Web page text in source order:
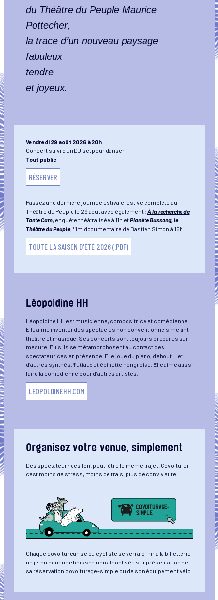
du Théâtre du Peuple Maurice
Pottecher,
la trace d’un nouveau paysage
fabuleux
tendre
et joyeux.
Vendredi 29 août 2026 à 20h
Concert suivi d'un DJ set pour danser
Tout public
RÉSERVER
Passez une dernière journée estivale festive complète au
Théâtre du Peuple le 29 août avec également : À la recherche de
Tante Cam, enquête théâtralisée à 11h etPlanète Bussang, le
Théâtre du Peuple, film documentaire de Bastien Simon à 15h.
TOUTE LA SAISON D'ÉTÉ 2026 (.PDF)
Léopoldine HH
Léopoldine HH est musicienne, compositrice et comédienne.
Elle aime inventer des spectacles non conventionnels mêlant
théâtre et musique. Ses concerts sont toujours préparés sur
mesure. Puis ils se métamorphosent au contact des
spectateurices en présence. Elle joue du piano, debout… et
d’autres synthés, Ŧutiaux et épinette hongroise. Elle aime aussi
faire la comédienne pour d’autres artistes.
LEOPOLDINEHH.COM
Organisez votre venue, simplement
Des spectateur⋅ices font peut-être le même trajet. Covoiturer,
c'est moins de stress, moins de frais, plus de convivialité !
Chaque covoitureur·se ou cycliste se verra offrir à la billetterie
un jeton pour une boisson non alcoolisée sur présentation de
sa réservation covoiturage-simple ou de son équipement vélo.